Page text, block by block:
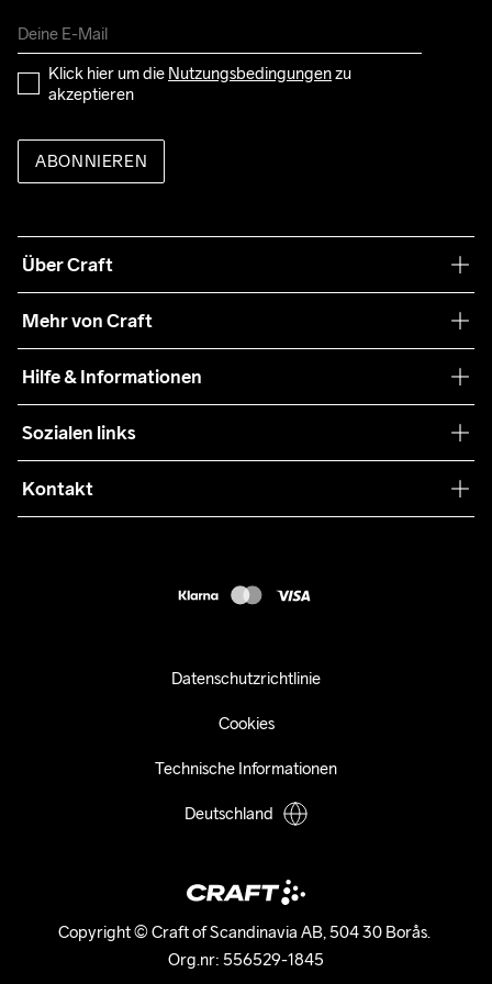
Klick hier um die Nutzungsbedingungen zu
akzeptieren
ABONNIEREN
Über Craft
Nachhaltigkeit
Mehr von Craft
Teamwear
Zusammenarbeit
Press
Hilfe & Informationen
Retouren
Kundendienst
Sozialen links
Kontakt
Copyright © Craft of Scandinavia AB, 504 30 Borås.
Org.nr: 556529-1845
Datenschutzrichtlinie
Cookies
Technische Informationen
Deutschland